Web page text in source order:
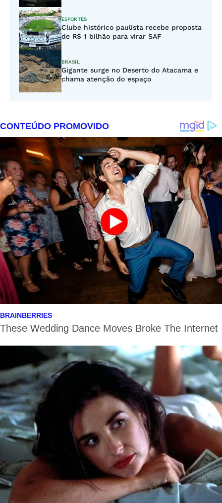
ESPORTES
Clube histórico paulista recebe proposta
de R$ 1 bilhão para virar SAF
BRASIL
Gigante surge no Deserto do Atacama e
chama atenção do espaço